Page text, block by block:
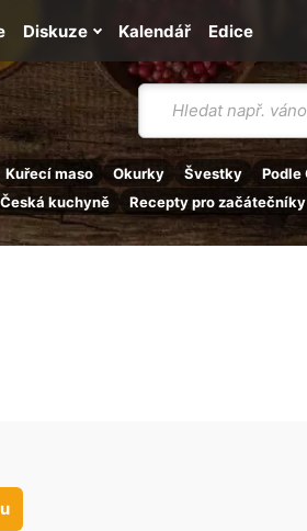
Vyhledávání
Kuřecí maso Okurky Švestky Podle
Česká kuchyně Recepty pro začátečníky
Kalendář
Diskuze Edice